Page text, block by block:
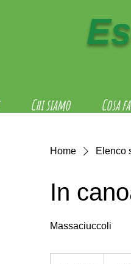
Chi siamo Cosa
Home Elenco
In
Massaciuccoli